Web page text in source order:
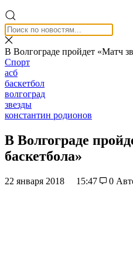
В Волгограде пройдет «Матч
Спорт
асб
баскетбол
волгоград
звезды
константин родионов
В Волгограде
баскетбола»
22 января 2018 15:47 0